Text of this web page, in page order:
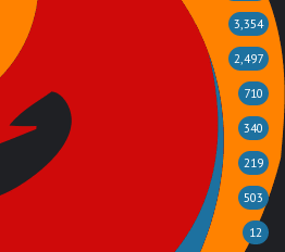
3,354
2,497
710
340
219
503
12